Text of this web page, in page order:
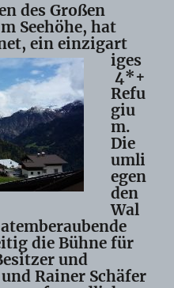
des Großen
Seehöhe, hat
ein einzigart
iges
4*+
Refu
giu
m.
Die
umli
egen
den
Wal
die Bühne für
und
Rainer Schäfer